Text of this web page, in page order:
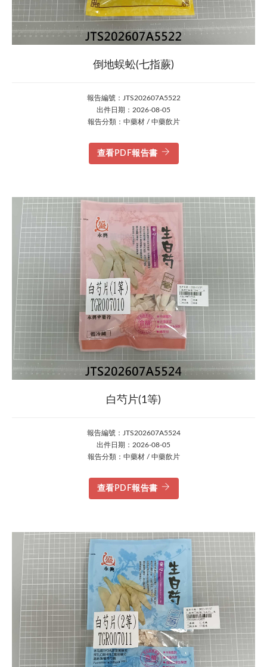
倒地蜈蚣(七指蕨)
報告編號：JTS202607A5522
出件日期：2026-08-05
報告分類：中藥材 / 中藥飲片
查看PDF報告書
白芍片(1等)
報告編號：JTS202607A5524
出件日期：2026-08-05
報告分類：中藥材 / 中藥飲片
查看PDF報告書